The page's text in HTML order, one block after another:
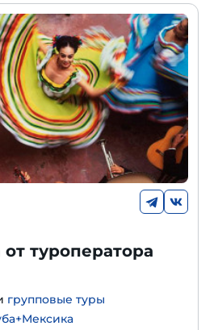
туроператора
групповые туры